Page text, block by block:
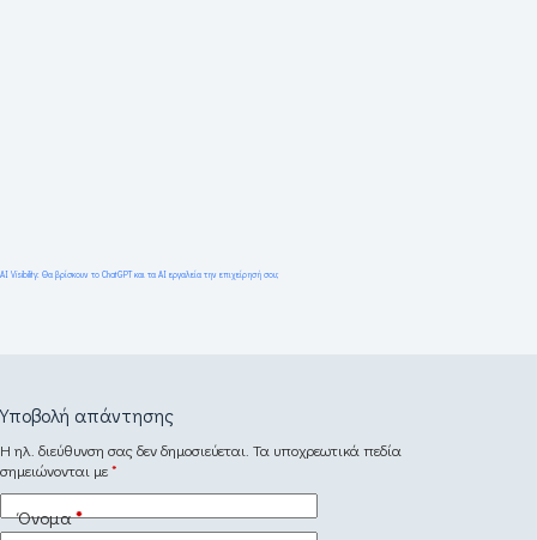
AI Visibility: Θα βρίσκουν το ChatGPT και τα AI εργαλεία την επιχείρησή σου;
Υποβολή απάντησης
Η ηλ. διεύθυνση σας δεν δημοσιεύεται. Τα υποχρεωτικά πεδία
σημειώνονται με*
Όνομα*